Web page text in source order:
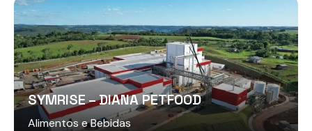
SYMRISE – DIANA PETFOOD
Alimentos e Bebidas